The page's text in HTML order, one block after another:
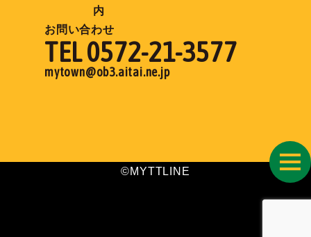
内
お問い合わせ
TEL 0572-21-3577
mytown@ob3.aitai.ne.jp
©MYTTLINE